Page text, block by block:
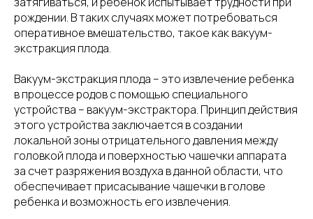
рождении. В таких случаях может потребоваться
оперативное вмешательство, такое как вакуум-
экстракция плода.
Вакуум-экстракция плода – это извлечение ребенка
в процессе родов с помощью специального
устройства – вакуум-экстрактора. Принцип действия
этого устройства заключается в создании
локальной зоны отрицательного давления между
головкой плода и поверхностью чашечки аппарата
за счет разряжения воздуха в данной области, что
обеспечивает присасывание чашечки в голове
ребенка и возможность его извлечения.